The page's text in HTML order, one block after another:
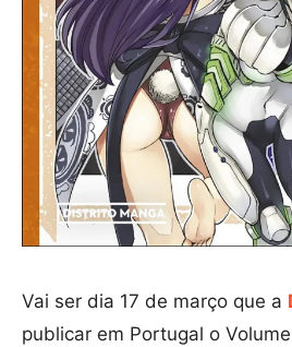
Vai ser dia 17 de março que a
publicar em Portugal o